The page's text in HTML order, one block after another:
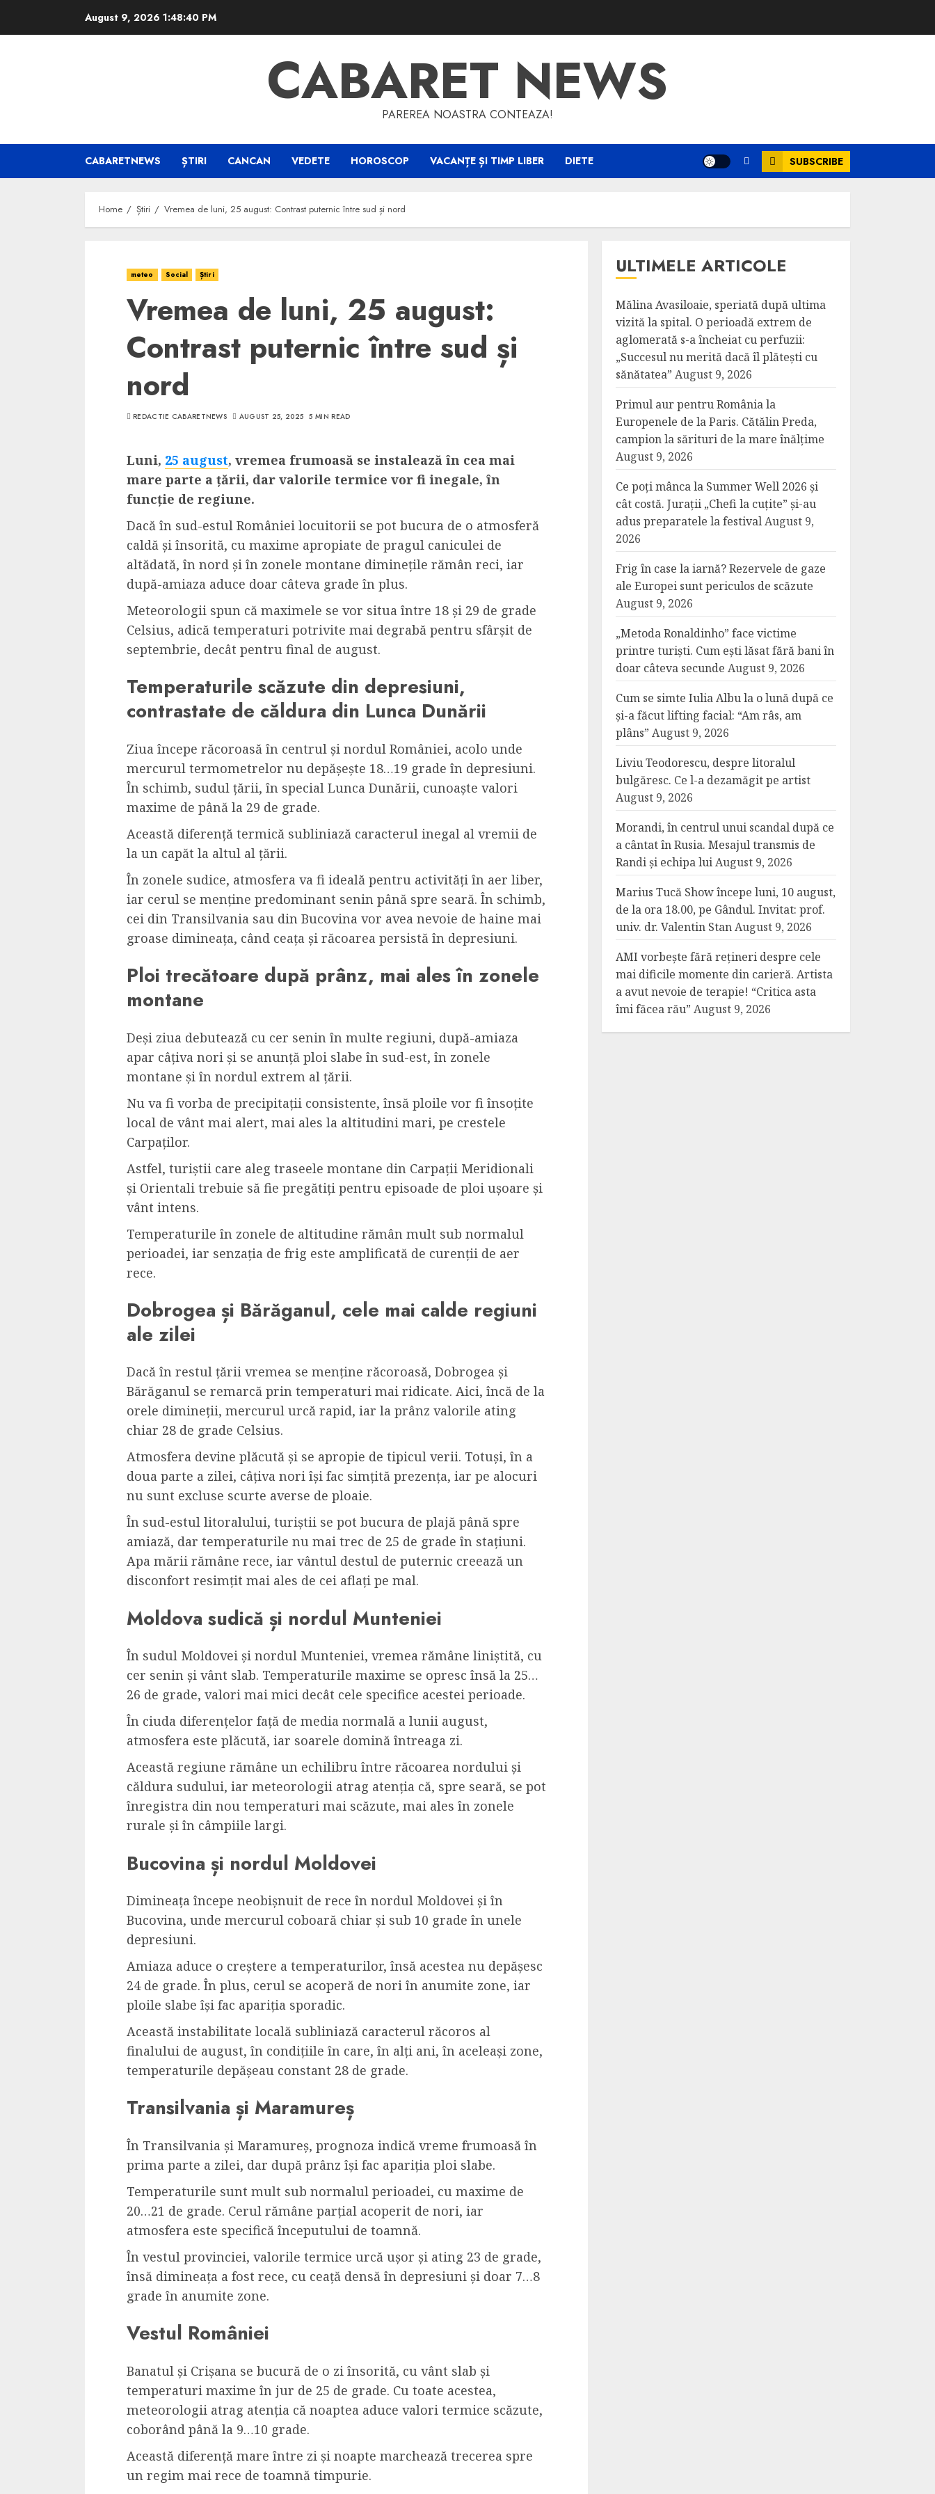
August 9, 2026 1:48:41 PM
CABARET NEWS
PAREREA NOASTRA CONTEAZA!
CABARETNEWS ȘTIRI CANCAN VEDETE HOROSCOP VACANȚE ȘI TIMP LIBER DIETE SUBSCRIBE
Home Știri Vremea de luni, 25 august: Contrast puternic între sud și nord
meteo Social Știri
Vremea de luni, 25 august:
Contrast puternic între sud și
nord
REDACTIE CABARETNEWS AUGUST 25, 2025 5 MIN READ
Luni, 25 august, vremea frumoasă se instalează în cea mai
mare parte a țării, dar valorile termice vor fi inegale, în
funcție de regiune.
Dacă în sud-estul României locuitorii se pot bucura de o atmosferă
caldă și însorită, cu maxime apropiate de pragul caniculei de
altădată, în nord și în zonele montane diminețile rămân reci, iar
după-amiaza aduce doar câteva grade în plus.
Meteorologii spun că maximele se vor situa între 18 și 29 de grade
Celsius, adică temperaturi potrivite mai degrabă pentru sfârșit de
septembrie, decât pentru final de august.
Temperaturile scăzute din depresiuni,
contrastate de căldura din Lunca Dunării
Ziua începe răcoroasă în centrul și nordul României, acolo unde
mercurul termometrelor nu depășește 18…19 grade în depresiuni.
În schimb, sudul țării, în special Lunca Dunării, cunoaște valori
maxime de până la 29 de grade.
Această diferență termică subliniază caracterul inegal al vremii de
la un capăt la altul al țării.
În zonele sudice, atmosfera va fi ideală pentru activități în aer liber,
iar cerul se menține predominant senin până spre seară. În schimb,
cei din Transilvania sau din Bucovina vor avea nevoie de haine mai
groase dimineața, când ceața și răcoarea persistă în depresiuni.
Ploi trecătoare după prânz, mai ales în zonele
montane
Deși ziua debutează cu cer senin în multe regiuni, după-amiaza
apar câțiva nori și se anunță ploi slabe în sud-est, în zonele
montane și în nordul extrem al țării.
Nu va fi vorba de precipitații consistente, însă ploile vor fi însoțite
local de vânt mai alert, mai ales la altitudini mari, pe crestele
Carpaților.
Astfel, turiștii care aleg traseele montane din Carpații Meridionali
și Orientali trebuie să fie pregătiți pentru episoade de ploi ușoare și
vânt intens.
Temperaturile în zonele de altitudine rămân mult sub normalul
perioadei, iar senzația de frig este amplificată de curenții de aer
rece.
Dobrogea și Bărăganul, cele mai calde regiuni
ale zilei
Dacă în restul țării vremea se menține răcoroasă, Dobrogea și
Bărăganul se remarcă prin temperaturi mai ridicate. Aici, încă de la
orele dimineții, mercurul urcă rapid, iar la prânz valorile ating
chiar 28 de grade Celsius.
Atmosfera devine plăcută și se apropie de tipicul verii. Totuși, în a
doua parte a zilei, câțiva nori își fac simțită prezența, iar pe alocuri
nu sunt excluse scurte averse de ploaie.
În sud-estul litoralului, turiștii se pot bucura de plajă până spre
amiază, dar temperaturile nu mai trec de 25 de grade în stațiuni.
Apa mării rămâne rece, iar vântul destul de puternic creează un
disconfort resimțit mai ales de cei aflați pe mal.
Moldova sudică și nordul Munteniei
În sudul Moldovei și nordul Munteniei, vremea rămâne liniștită, cu
cer senin și vânt slab. Temperaturile maxime se opresc însă la 25…
26 de grade, valori mai mici decât cele specifice acestei perioade.
În ciuda diferențelor față de media normală a lunii august,
atmosfera este plăcută, iar soarele domină întreaga zi.
Această regiune rămâne un echilibru între răcoarea nordului și
căldura sudului, iar meteorologii atrag atenția că, spre seară, se pot
înregistra din nou temperaturi mai scăzute, mai ales în zonele
rurale și în câmpiile largi.
Bucovina și nordul Moldovei
Dimineața începe neobișnuit de rece în nordul Moldovei și în
Bucovina, unde mercurul coboară chiar și sub 10 grade în unele
depresiuni.
Amiaza aduce o creștere a temperaturilor, însă acestea nu depășesc
24 de grade. În plus, cerul se acoperă de nori în anumite zone, iar
ploile slabe își fac apariția sporadic.
Această instabilitate locală subliniază caracterul răcoros al
finalului de august, în condițiile în care, în alți ani, în aceleași zone,
temperaturile depășeau constant 28 de grade.
Transilvania și Maramureș
În Transilvania și Maramureș, prognoza indică vreme frumoasă în
prima parte a zilei, dar după prânz își fac apariția ploi slabe.
Temperaturile sunt mult sub normalul perioadei, cu maxime de
20…21 de grade. Cerul rămâne parțial acoperit de nori, iar
atmosfera este specifică începutului de toamnă.
În vestul provinciei, valorile termice urcă ușor și ating 23 de grade,
însă dimineața a fost rece, cu ceață densă în depresiuni și doar 7…8
grade în anumite zone.
Vestul României
Banatul și Crișana se bucură de o zi însorită, cu vânt slab și
temperaturi maxime în jur de 25 de grade. Cu toate acestea,
meteorologii atrag atenția că noaptea aduce valori termice scăzute,
coborând până la 9…10 grade.
Această diferență mare între zi și noapte marchează trecerea spre
un regim mai rece de toamnă timpurie.
ULTIMELE ARTICOLE
Mălina Avasiloaie, speriată după ultima
vizită la spital. O perioadă extrem de
aglomerată s-a încheiat cu perfuzii:
„Succesul nu merită dacă îl plătești cu
sănătatea” August 9, 2026
Primul aur pentru România la
Europenele de la Paris. Cătălin Preda,
campion la sărituri de la mare înălțime
August 9, 2026
Ce poți mânca la Summer Well 2026 și
cât costă. Jurații „Chefi la cuțite” și-au
adus preparatele la festivalAugust 9,
2026
Frig în case la iarnă? Rezervele de gaze
ale Europei sunt periculos de scăzute
August 9, 2026
„Metoda Ronaldinho” face victime
printre turiști. Cum ești lăsat fără bani în
doar câteva secunde August 9, 2026
Cum se simte Iulia Albu la o lună după ce
și-a făcut lifting facial: “Am râs, am
plâns” August 9, 2026
Liviu Teodorescu, despre litoralul
bulgăresc. Ce l-a dezamăgit pe artist
August 9, 2026
Morandi, în centrul unui scandal după ce
a cântat în Rusia. Mesajul transmis de
Randi și echipa luiAugust 9, 2026
Marius Tucă Show începe luni, 10 august,
de la ora 18.00, pe Gândul. Invitat: prof.
univ. dr. Valentin StanAugust 9, 2026
AMI vorbește fără rețineri despre cele
mai dificile momente din carieră. Artista
a avut nevoie de terapie! “Critica asta
îmi făcea rău” August 9, 2026